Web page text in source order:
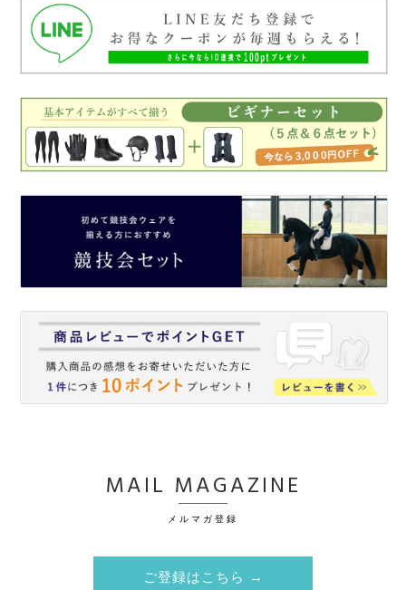
MAIL MAGAZINE
メルマガ登録
ご登録はこちら →